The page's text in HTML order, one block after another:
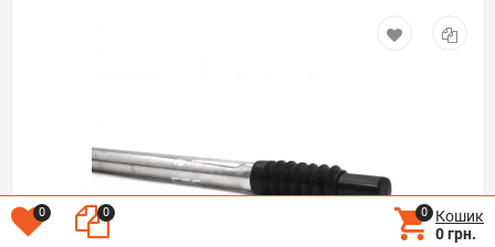
0 0 0
Кошик
0 грн.